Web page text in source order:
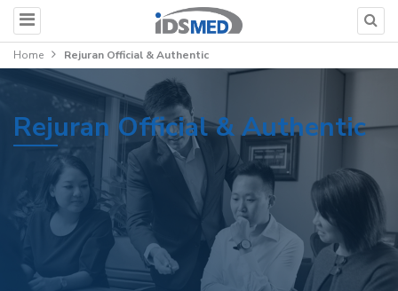
Home Rejuran Official & Authentic
Rejuran Official & Authentic